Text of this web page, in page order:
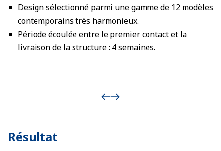
Design sélectionné parmi une gamme de 12 modèles
contemporains très harmonieux.
Période écoulée entre le premier contact et la
livraison de la structure : 4 semaines.
Résultat